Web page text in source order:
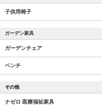
子供用椅子
ガーデン家具
ガーデンチェア
ベンチ
その他
ナゼロ 医療福祉家具